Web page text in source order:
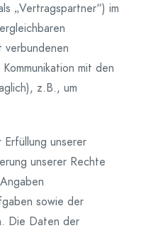
„Vertragspartner“) im
verbundenen
mit den
z.B., um
unserer
unserer Rechte
sowie der
Die Daten der